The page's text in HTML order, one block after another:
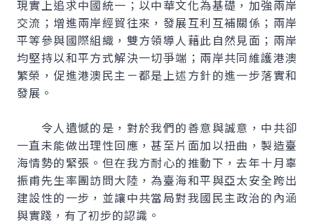
現實上追求中國統一；以中華文化為基礎，加強兩岸
交流；增進兩岸經貿往來，發展互利互補關係；兩岸
平等參與國際組織，雙方領導人藉此自然見面；兩岸
均堅持以和平方式解決一切爭端；兩岸共同維護港澳
繁榮，促進港澳民主－都是上述方針的進一步落實和
發展。
令人遺憾的是，對於我們的善意與誠意，中共卻
一直未能做出理性回應，甚至片面加以扭曲，製造臺
海情勢的緊張。但在我方耐心的推動下，去年十月辜
振甫先生率團訪問大陸，為臺海和平與亞太安全跨出
建設性的一步，並讓中共當局對我國民主政治的內涵
與實踐，有了初步的認識。